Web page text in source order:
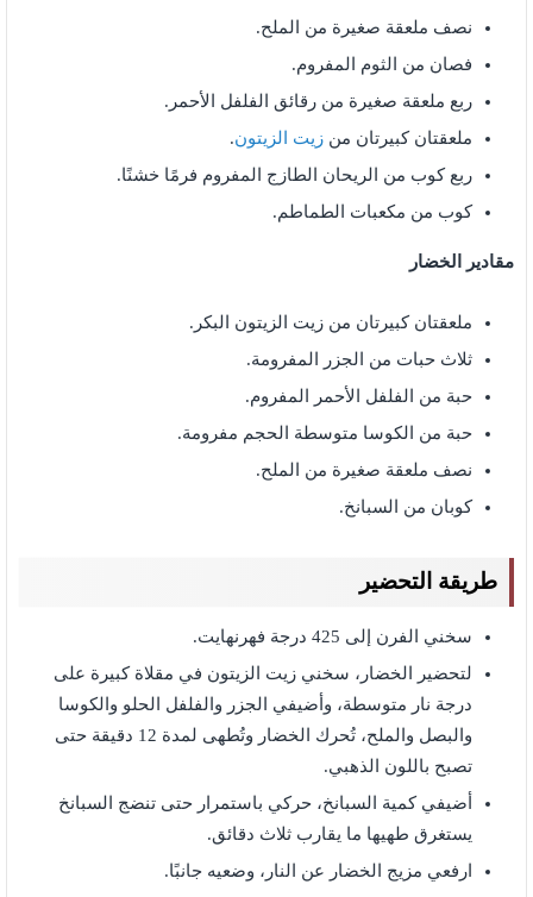
نصف ملعقة صغيرة من الملح.
فصان من الثوم المفروم.
ربع ملعقة صغيرة من رقائق الفلفل الأحمر.
ملعقتان كبيرتان من زيت الزيتون.
ربع كوب من الريحان الطازج المفروم فرمًا خشنًا.
كوب من مكعبات الطماطم.
مقادير الخضار
ملعقتان كبيرتان من زيت الزيتون البكر.
ثلاث حبات من الجزر المفرومة.
حبة من الفلفل الأحمر المفروم.
حبة من الكوسا متوسطة الحجم مفرومة.
نصف ملعقة صغيرة من الملح.
كوبان من السبانخ.
طريقة التحضير
سخني الفرن إلى 425 درجة فهرنهايت.
لتحضير الخضار، سخني زيت الزيتون في مقلاة كبيرة على
درجة نار متوسطة، وأضيفي الجزر والفلفل الحلو والكوسا
والبصل والملح، تُحرك الخضار وتُطهى لمدة 12 دقيقة حتى
تصبح باللون الذهبي.
أضيفي كمية السبانخ، حركي باستمرار حتى تنضج السبانخ
يستغرق طهيها ما يقارب ثلاث دقائق.
ارفعي مزيج الخضار عن النار، وضعيه جانبًا.